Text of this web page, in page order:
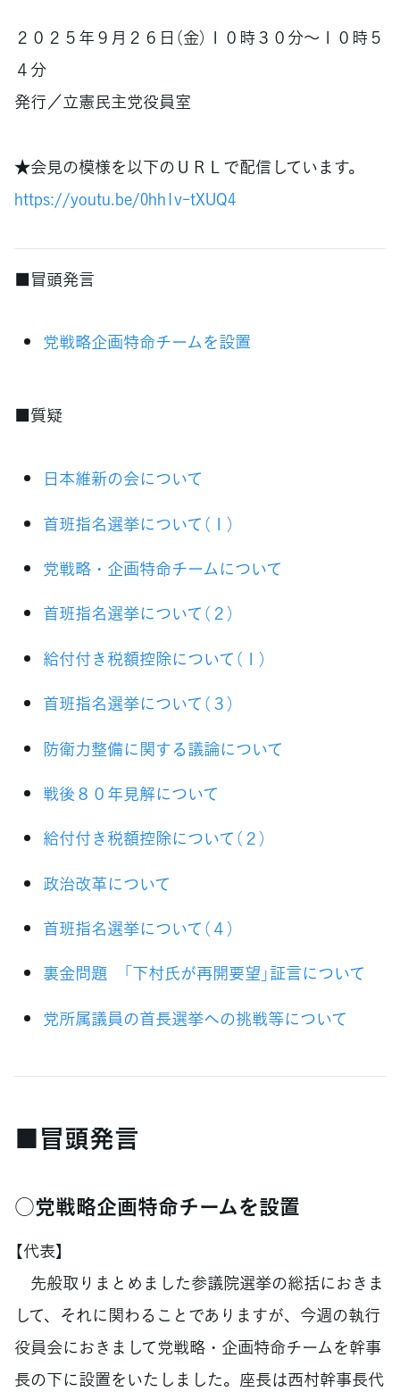
２０２５年９月２６日（金）１０時３０分～１０時５
４分
発行／立憲民主党役員室
★会見の模様を以下のＵＲＬで配信しています。
https://youtu.be/0hh1v-tXUQ4
■冒頭発言
党戦略企画特命チームを設置
■質疑
日本維新の会について
首班指名選挙について（１）
党戦略・企画特命チームについて
首班指名選挙について（２）
給付付き税額控除について（１）
首班指名選挙について（３）
防衛力整備に関する議論について
戦後８０年見解について
給付付き税額控除について（２）
政治改革について
首班指名選挙について（４）
裏金問題 「下村氏が再開要望」証言について
党所属議員の首長選挙への挑戦等について
■冒頭発言
○党戦略企画特命チームを設置
【代表】
先般取りまとめました参議院選挙の総括におきま
して、それに関わることでありますが、今週の執行
役員会におきまして党戦略・企画特命チームを幹事
長の下に設置をいたしました。座長は西村幹事長代